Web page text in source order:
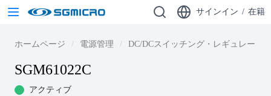
サインイン / 在籍
ホームページ 電源管理 DC/DCスイッチング・レギュレータ
SGM61022C
アクティブ